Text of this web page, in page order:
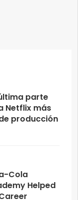
parte
Netflix más
producción
Cola
Helped